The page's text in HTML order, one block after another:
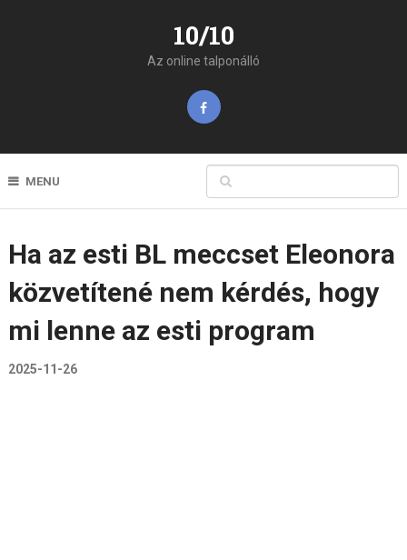
10/10
Az online talponálló
MENU
Ha az esti BL meccset Eleonora
közvetítené nem kérdés, hogy
mi lenne az esti program
2025-11-26